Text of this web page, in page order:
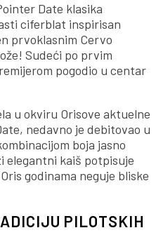
Date klasika
ciferblat inspirisan
prvoklasnim Cervo
Sudeći po prvim
pogodio u centar
u okviru Orisove aktuelne
nedavno je debitovao u
boja jasno
elegantni kaiš potpisuje
godinama neguje bliske
PILOTSKIH